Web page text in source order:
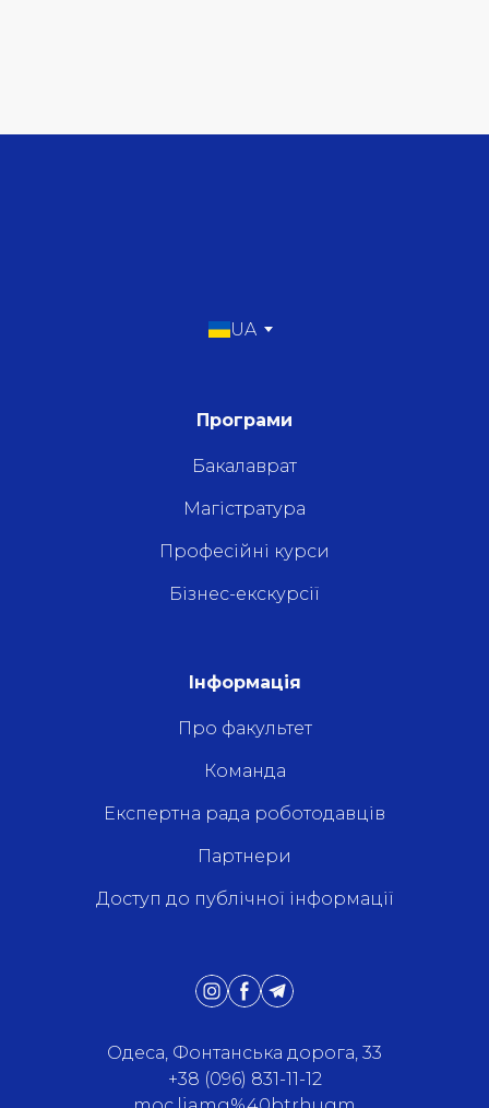
UA
Програми
Бакалаврат
Магістратура
Професійні курси
Бізнес-екскурсії
Інформація
Про факультет
Команда
Експертна рада роботодавців
Партнери
Доступ до публічної інформації
Одеса, Фонтанська дорога, 33
+38 (096) 831-11-12